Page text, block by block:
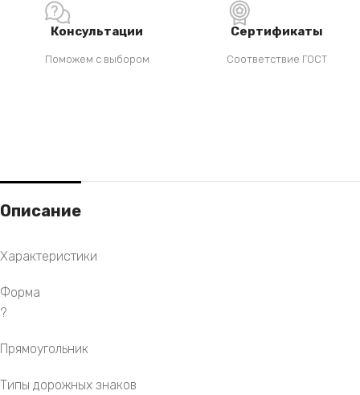
Консультации
Поможем с выбором
Сертификаты
Соответствие ГОСТ
Описание
Характеристики
Форма
?
Прямоугольник
Типы дорожных знаков